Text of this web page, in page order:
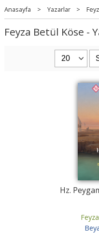
Anasayfa > Yazarlar >
Feyza Betül Köse -
Hz.